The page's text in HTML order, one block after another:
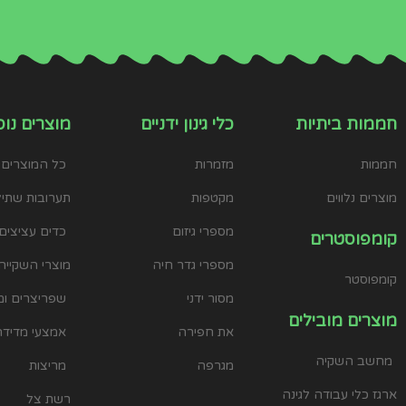
חממות ביתיות
חממות
מוצרים נלווים
קומפוסטרים
קומפוסטר
מוצרים מובילים
מחשב השקיה
ארגז כלי עבודה לגינה
כלי גינון ידניים
מזמרות
מקטפות
מספרי גיזום
מספרי גדר חיה
מסור ידני
את חפירה
מגרפה
מוצרים
כל המוצרים
תערובות
כדים
מוצרי
שפריצרים
אמצעי
מריצות
רשת צל